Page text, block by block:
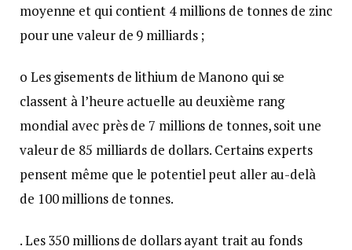
moyenne et qui contient 4 millions de tonnes de zinc
pour une valeur de 9 milliards ;
o Les gisements de lithium de Manono qui se
classent à l’heure actuelle au deuxième rang
mondial avec près de 7 millions de tonnes, soit une
valeur de 85 milliards de dollars. Certains experts
pensent même que le potentiel peut aller au-delà
de 100 millions de tonnes.
. Les 350 millions de dollars ayant trait au fonds